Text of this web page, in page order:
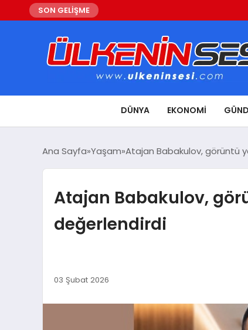
SON GELİŞME
DÜNYA EKONOMI
Ana Sayfa Yaşam Atajan Babakulov, görüntü
Atajan Babakulov,
değerlendirdi
03 Şubat 2026